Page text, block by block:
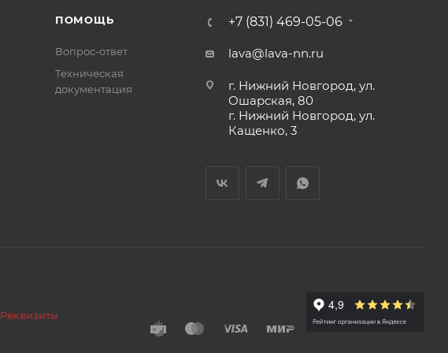
ПОМОЩЬ
Вопрос-ответ
Техническая
документация
+7 (831) 469-05-06
lava@lava-nn.ru
г. Нижний Новгород, ул.
Ошарская, 80
г. Нижний Новгород, ул.
Кащенко, 3
Реквизиты